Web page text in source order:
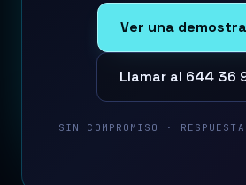
Ver una
Llamar al 644 36
SIN COMPROMISO ·